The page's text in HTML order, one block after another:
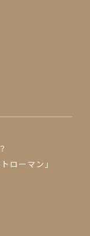
ローマン」